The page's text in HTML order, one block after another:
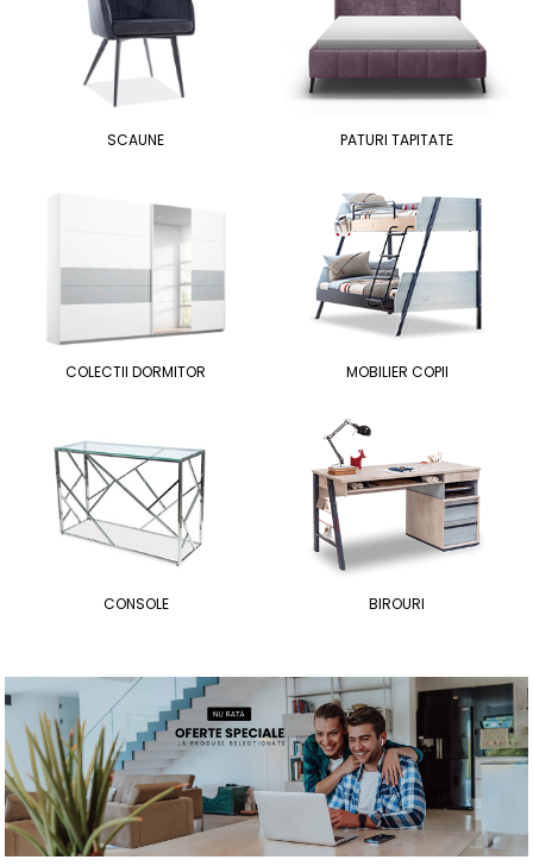
SCAUNE PATURI TAPITATE
COLECTII DORMITOR MOBILIER COPII
CONSOLE BIROURI